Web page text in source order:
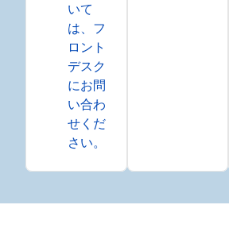
いて
は、フ
ロント
デスク
にお問
い合わ
せくだ
さい。